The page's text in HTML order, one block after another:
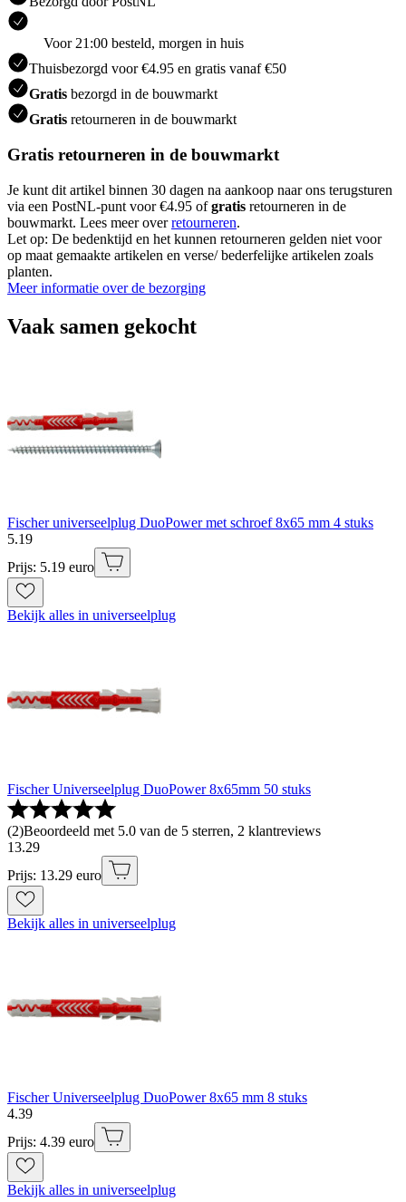
Voor 21:00 besteld, morgen in huis
Thuisbezorgd voor €4.95 en gratis vanaf €50
Gratis bezorgd in de bouwmarkt
Gratis retourneren in de bouwmarkt
Gratis retourneren in de bouwmarkt
Je kunt dit artikel binnen 30 dagen na aankoop naar ons terugsturen
via een PostNL-punt voor €4.95 ofgratis retourneren in de
bouwmarkt. Lees meer overretourneren.
Let op: De bedenktijd en het kunnen retourneren gelden niet voor
op maat gemaakte artikelen en verse/ bederfelijke artikelen zoals
planten.
Meer informatie over de bezorging
Vaak samen gekocht
Fischer universeelplug DuoPower met schroef 8x65 mm 4 stuks
5.19
Prijs: 5.19 euro
Bekijk alles in universeelplug
Fischer Universeelplug DuoPower 8x65mm 50 stuks
(2)Beoordeeld met 5.0 van de 5 sterren, 2 klantreviews
13.29
Prijs: 13.29 euro
Bekijk alles in universeelplug
Fischer Universeelplug DuoPower 8x65 mm 8 stuks
4.39
Prijs: 4.39 euro
Bekijk alles in universeelplug